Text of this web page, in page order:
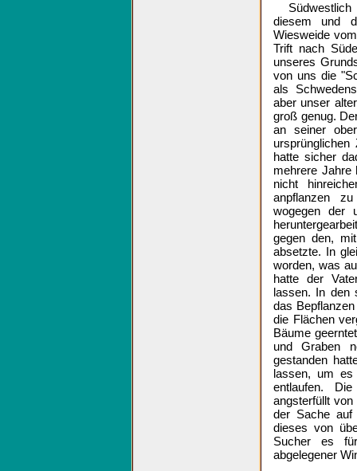
diesem und
Wiesweide
Trift nach
unseres
von uns die
als
aber unser
groß genug.
an seiner
hatte sicher
mehrere Jahre
nicht
anpflanzen
wogegen der
gegen den,
absetzte. In
worden, was
hatte der
lassen. In den
das
die Flächen
Bäume
und Graben
gestanden
lassen, um
entlaufen.
angsterfüllt
der Sache auf
dieses von
Sucher es
abgelegener